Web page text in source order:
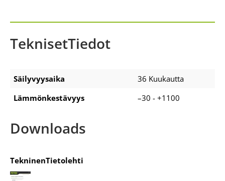
TeknisetTiedot
Säilyvyysaika
36 Kuukautta
Lämmönkestävyys
–30 - +1100
Downloads
TekninenTietolehti